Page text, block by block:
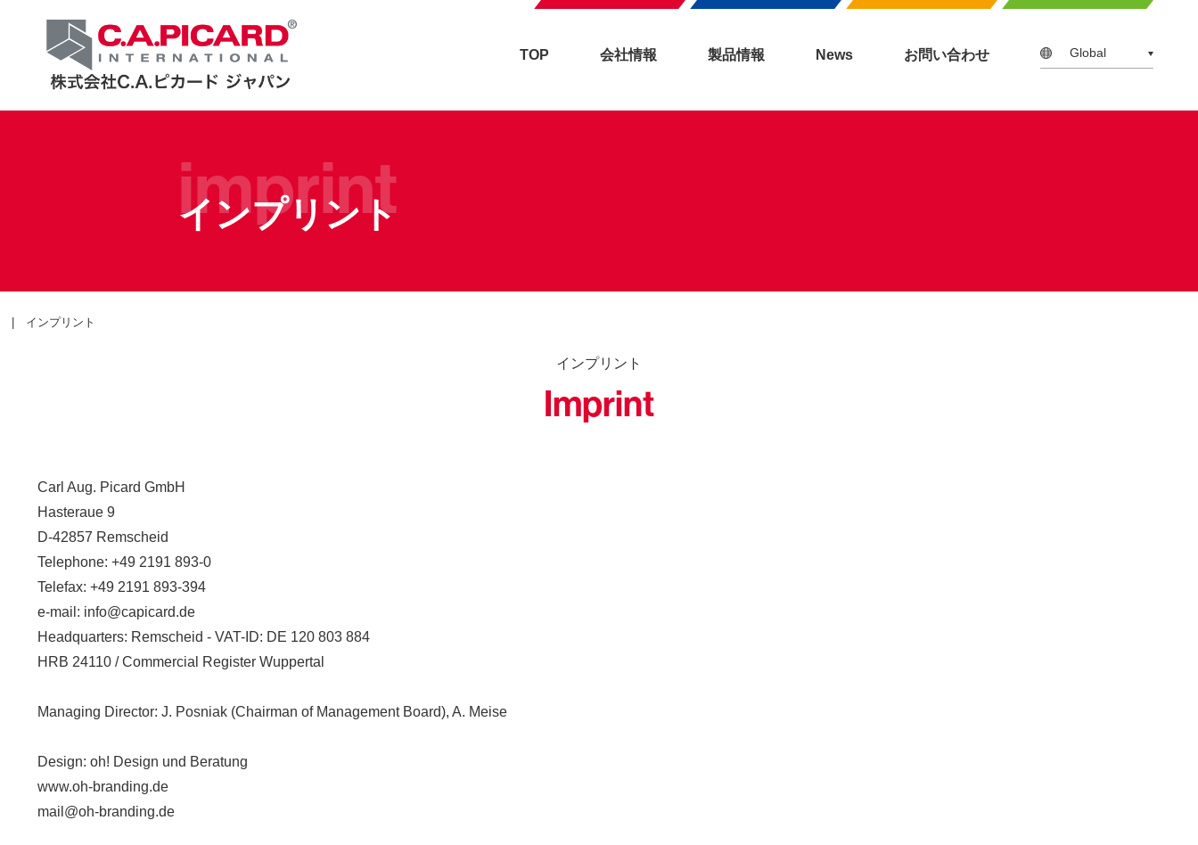
TOP 会社情報 製品情報 News お問い合わせ Global
インプリント
imprint
| インプリント
インプリント
Imprint
Carl Aug. Picard GmbH
Hasteraue 9
D-42857 Remscheid
Telephone: +49 2191 893-0
Telefax: +49 2191 893-394
e-mail: info@capicard.de
Headquarters: Remscheid - VAT-ID: DE 120 803 884
HRB 24110 / Commercial Register Wuppertal
Managing Director: J. Posniak (Chairman of Management Board), A. Meise
Design: oh! Design und Beratung
www.oh-branding.de
mail@oh-branding.de